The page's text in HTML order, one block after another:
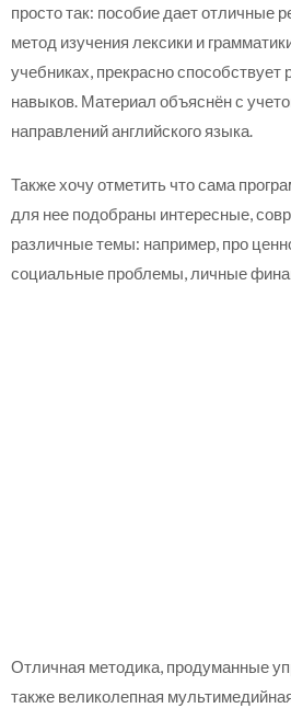
просто так: пособие дает отличные
метод изучения лексики и
учебниках, прекрасно
навыков. Материал объяснён с
направлений английского языка.
Также хочу отметить что сама
для нее подобраны интересные,
различные темы: например, про
социальные проблемы, личные
Отличная методика, продуманные
также великолепная